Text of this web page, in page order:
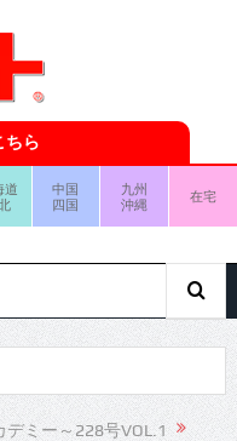
ちら
道
中国
四国
九州
沖縄
在宅
ミー～228号VOL.1